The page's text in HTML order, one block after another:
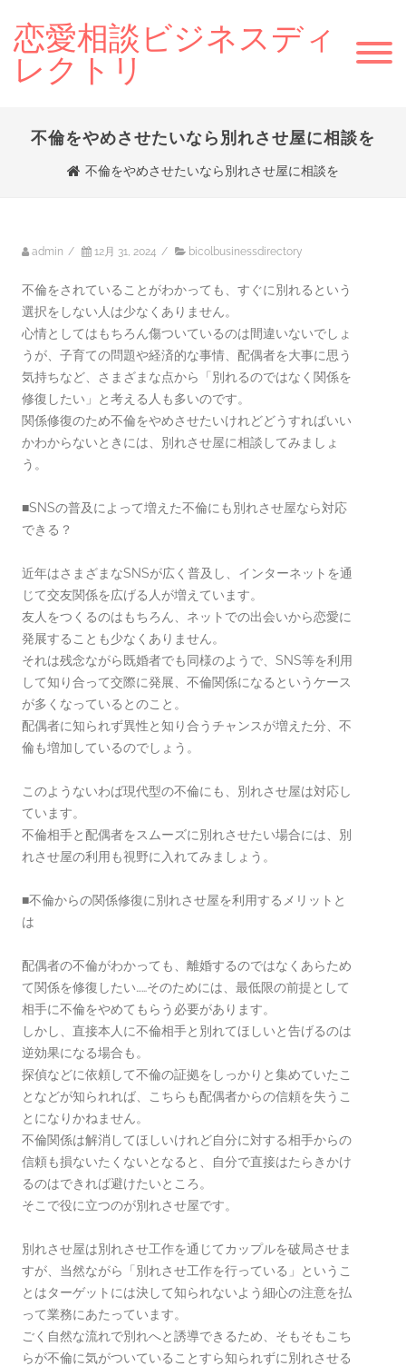
恋愛相談ビジネスディ
レクトリ
不倫をやめさせたいなら別れさせ屋に相談を
不倫をやめさせたいなら別れさせ屋に相談を
admin / 12月 31, 2024 / bicolbusinessdirectory
不倫をされていることがわかっても、すぐに別れるという
選択をしない人は少なくありません。
心情としてはもちろん傷ついているのは間違いないでしょ
うが、子育ての問題や経済的な事情、配偶者を大事に思う
気持ちなど、さまざまな点から「別れるのではなく関係を
修復したい」と考える人も多いのです。
関係修復のため不倫をやめさせたいけれどどうすればいい
かわからないときには、別れさせ屋に相談してみましょ
う。
■SNSの普及によって増えた不倫にも別れさせ屋なら対応
できる？
近年はさまざまなSNSが広く普及し、インターネットを通
じて交友関係を広げる人が増えています。
友人をつくるのはもちろん、ネットでの出会いから恋愛に
発展することも少なくありません。
それは残念ながら既婚者でも同様のようで、SNS等を利用
して知り合って交際に発展、不倫関係になるというケース
が多くなっているとのこと。
配偶者に知られず異性と知り合うチャンスが増えた分、不
倫も増加しているのでしょう。
このようないわば現代型の不倫にも、別れさせ屋は対応し
ています。
不倫相手と配偶者をスムーズに別れさせたい場合には、別
れさせ屋の利用も視野に入れてみましょう。
■不倫からの関係修復に別れさせ屋を利用するメリットと
は
配偶者の不倫がわかっても、離婚するのではなくあらため
て関係を修復したい……そのためには、最低限の前提として
相手に不倫をやめてもらう必要があります。
しかし、直接本人に不倫相手と別れてほしいと告げるのは
逆効果になる場合も。
探偵などに依頼して不倫の証拠をしっかりと集めていたこ
となどが知られれば、こちらも配偶者からの信頼を失うこ
とになりかねません。
不倫関係は解消してほしいけれど自分に対する相手からの
信頼も損ないたくないとなると、自分で直接はたらきかけ
るのはできれば避けたいところ。
そこで役に立つのが別れさせ屋です。
別れさせ屋は別れさせ工作を通じてカップルを破局させま
すが、当然ながら「別れさせ工作を行っている」というこ
とはターゲットには決して知られないよう細心の注意を払
って業務にあたっています。
ごく自然な流れで別れへと誘導できるため、そもそもこち
らが不倫に気がついていることすら知られずに別れさせる